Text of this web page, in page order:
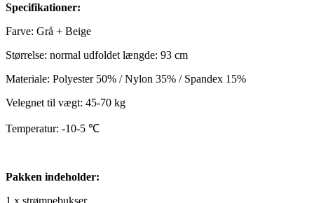
Specifikationer:
Farve: Grå + Beige
Størrelse: normal udfoldet længde: 93 cm
Materiale: Polyester 50% / Nylon 35% / Spandex 15%
Velegnet til vægt: 45-70 kg
Temperatur: -10-5 ℃
Pakken indeholder:
1 x strømpebukser